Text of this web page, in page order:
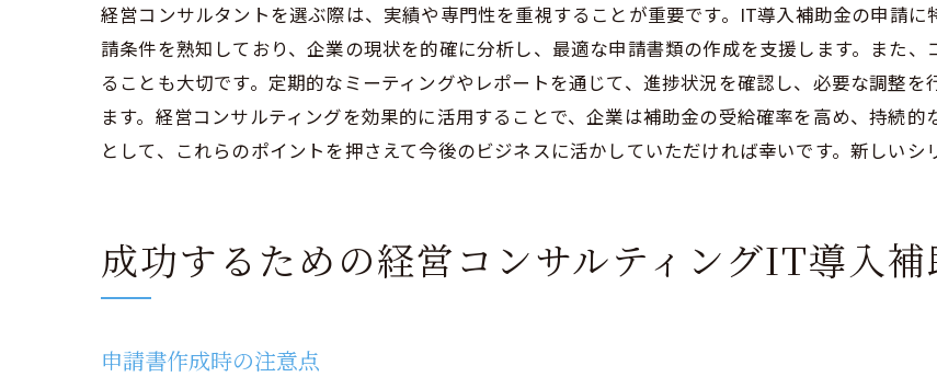
コンサルティングの質を高めるための工夫
補助金活用の成功基準
導入後の継続的な改善策
企業全体のパフォーマンス向上
成長戦略とIT投資の連動
経営コンサルタントを選ぶ際は、実績や専門性を重視することが重要です。IT導入補助金の申請
請条件を熟知しており、企業の現状を的確に分析し、最適な申請書類の作成を支援します。また
ることも大切です。定期的なミーティングやレポートを通じて、進捗状況を確認し、必要な調整
ます。経営コンサルティングを効果的に活用することで、企業は補助金の受給確率を高め、持続
として、これらのポイントを押さえて今後のビジネスに活かしていただければ幸いです。新しいシ
成功するための経営コンサルティングIT導入
申請書作成時の注意点